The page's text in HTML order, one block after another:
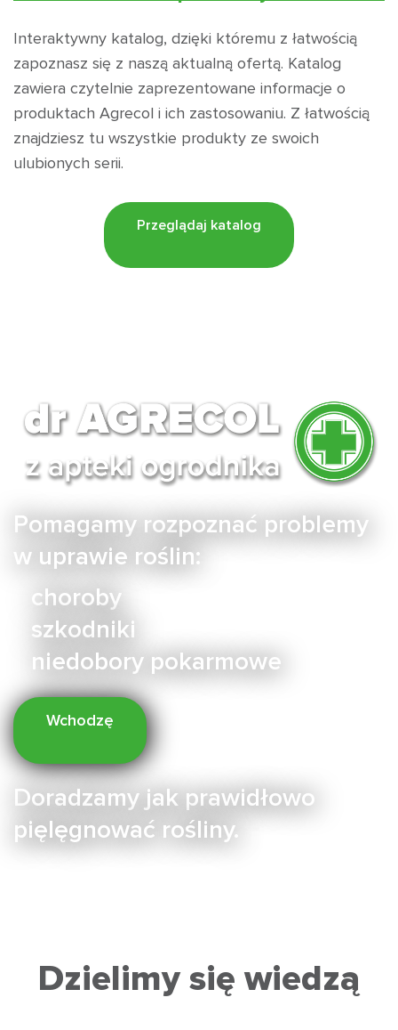
Interaktywny katalog, dzięki któremu z łatwością
zapoznasz się z naszą aktualną ofertą. Katalog
zawiera czytelnie zaprezentowane informacje o
produktach Agrecol i ich zastosowaniu. Z łatwością
znajdziesz tu wszystkie produkty ze swoich
ulubionych serii.
Przeglądaj katalog
Pomagamy rozpoznać problemy
w uprawie roślin:
choroby
szkodniki
niedobory pokarmowe
Doradzamy jak prawidłowo
pięlęgnować rośliny.
Dzielimy się wiedzą